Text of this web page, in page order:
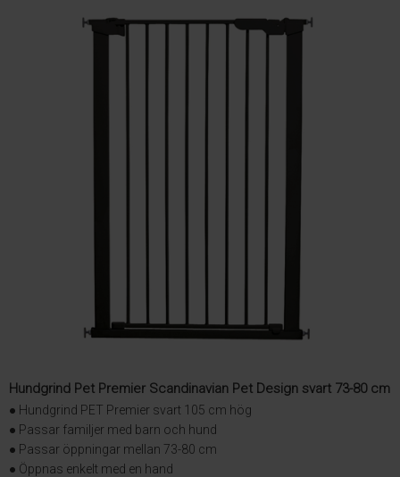
Hundgrind Pet Premier Scandinavian Pet Design svart 73-80 cm
● Hundgrind PET Premier svart 105 cm hög
● Passar familjer med barn och hund
● Passar öppningar mellan 73-80 cm
● Öppnas enkelt med en hand